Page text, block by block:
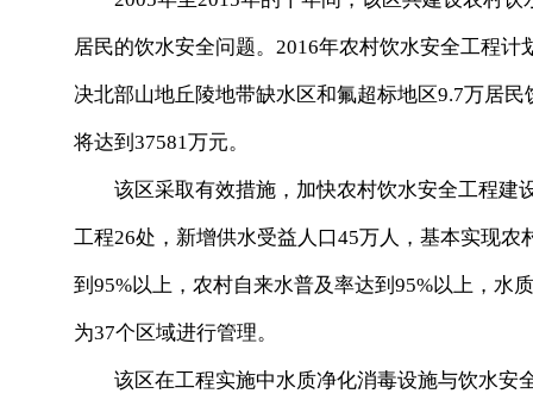
居民的饮水安全问题。2016年农村饮水安全工程
决北部山地丘陵地带缺水区和氟超标地区9.7万居
将达到37581万元。
该区采取有效措施，加快农村饮水安全工程建
工程26处，新增供水受益人口45万人，基本实现
到95%以上，农村自来水普及率达到95%以上，水
为37个区域进行管理。
该区在工程实施中水质净化消毒设施与饮水安